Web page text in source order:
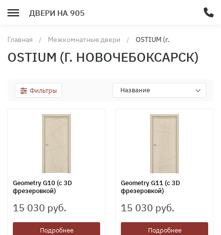
ДВЕРИ НА 905
Главная Межкомнатные двери
OSTIUM (г.
OSTIUM (Г. НОВОЧЕБОКСАРСК)
Фильтры Название
Geometry G10 (с 3D
фрезеровкой)
15 030 руб.
Подробнее
Geometry G11 (с 3D
фрезеровкой)
15 030 руб.
Подробнее